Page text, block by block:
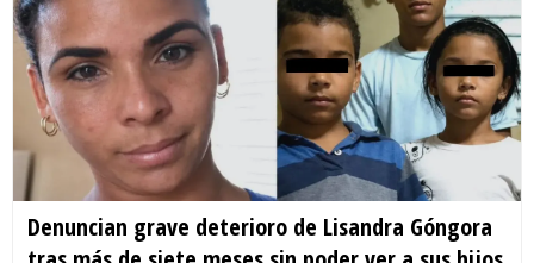
Denuncian grave deterioro de Lisandra Góngora